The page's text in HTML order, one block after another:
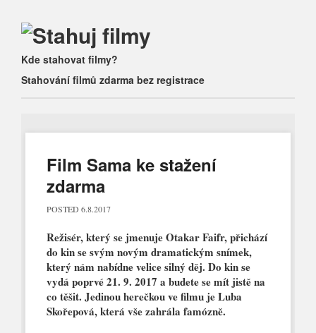
Main menu
Skip
to
content
Kde stahovat filmy?
Stahování filmů zdarma bez registrace
Film Sama ke stažení
zdarma
POSTED 6.8.2017
Režisér, který se jmenuje Otakar Faifr, přichází
do kin se svým novým dramatickým snímek,
který nám nabídne velice silný děj. Do kin se
vydá poprvé 21. 9. 2017 a budete se mít jistě na
co těšit. Jedinou herečkou ve filmu je Luba
Skořepová, která vše zahrála famózně.